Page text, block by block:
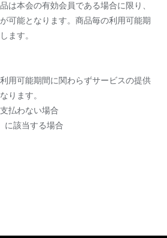
は本会の有効会員である場合に限り、
可能となります。商品毎の利用可能期
ます。
用可能期間に関わらずサービスの提供
ります。
払わない場合
に該当する場合